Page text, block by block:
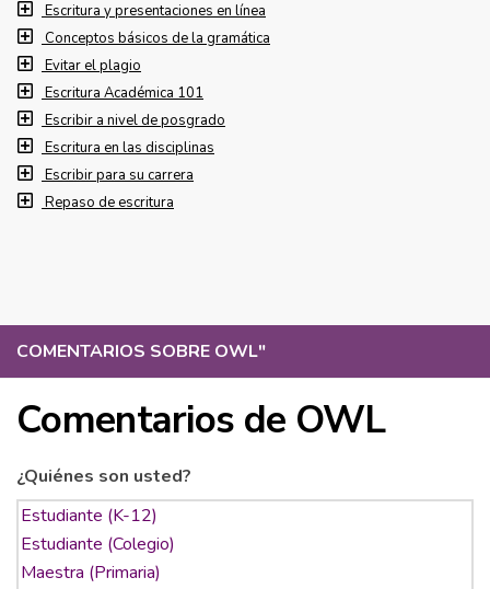
COMENTARIOS SOBRE OWL"
Comentarios de OWL
¿Quiénes son usted?
Escritura y presentaciones en línea
Conceptos básicos de la gramática
Evitar el plagio
Escritura Académica 101
Escribir a nivel de posgrado
Escritura en las disciplinas
Escribir para su carrera
Repaso de escritura